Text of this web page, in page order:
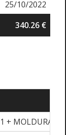
25/10/2022
340.26 €
+ MOLDURA